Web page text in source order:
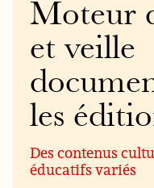
Moteur
et veille
les
Des contenus
éducatifs variés